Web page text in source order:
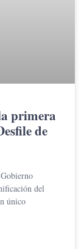
primera
de
del
único